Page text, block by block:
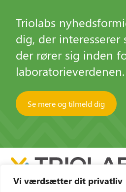
Vi værdsætter dit privatliv
Triolabs
dig, der interesserer
der rører sig inden
laboratorieverdenen.
Se mere og tilmeld dig